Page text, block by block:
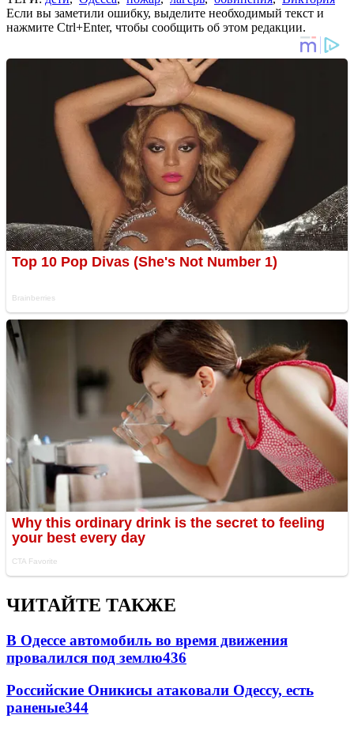
Если вы заметили ошибку, выделите необходимый текст и
нажмите Ctrl+Enter, чтобы сообщить об этом редакции.
ЧИТАЙТЕ ТАКЖЕ
В Одессе автомобиль во время движения
провалился под землю436
Российские Оникисы атаковали Одессу, есть
раненые344